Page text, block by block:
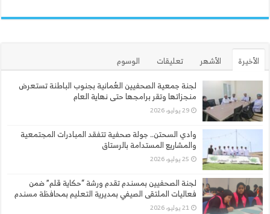
الأخيرة الأشهر تعليقات
الوسوم
لجنة جمعية الصحفيين العُمانية بجنوب الباطنة تستعرض
منجزاتها وتقر برامجها حتى نهاية العام
29 يوليو، 2026
وادي السحتن.. جولة صحفية تتفقد المبادرات المجتمعية
والمشاريع المستدامة بالرستاق
25 يوليو، 2026
لجنة الصحفيين بمسندم تقدم ورشة “حكاية قلم” ضمن
فعاليات الملتقى الصيفي بمديرية التعليم بمحافظة مسندم
21 يوليو، 2026